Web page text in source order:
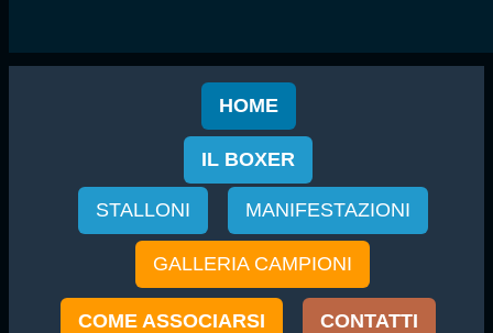
HOME
IL BOXER
STALLONI MANIFESTAZIONI
GALLERIA CAMPIONI
COME ASSOCIARSI CONTATTI